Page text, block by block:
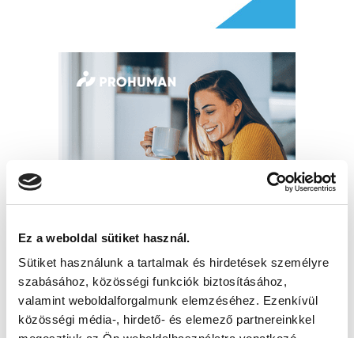
Ez a weboldal sütiket használ.
Sütiket használunk a tartalmak és hirdetések személyre
szabásához, közösségi funkciók biztosításához,
valamint weboldalforgalmunk elemzéséhez. Ezenkívül
közösségi média-, hirdető- és elemező partnereinkkel